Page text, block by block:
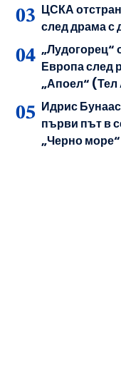
ЦСКА
след драма с
„Лудогорец“
Европа след
„Апоел“
Идрис
първи път в
„Черно море“